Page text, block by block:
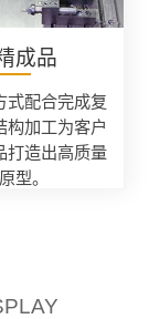
成品
式配合完成复
构加工为客户
打造出高质量
型。